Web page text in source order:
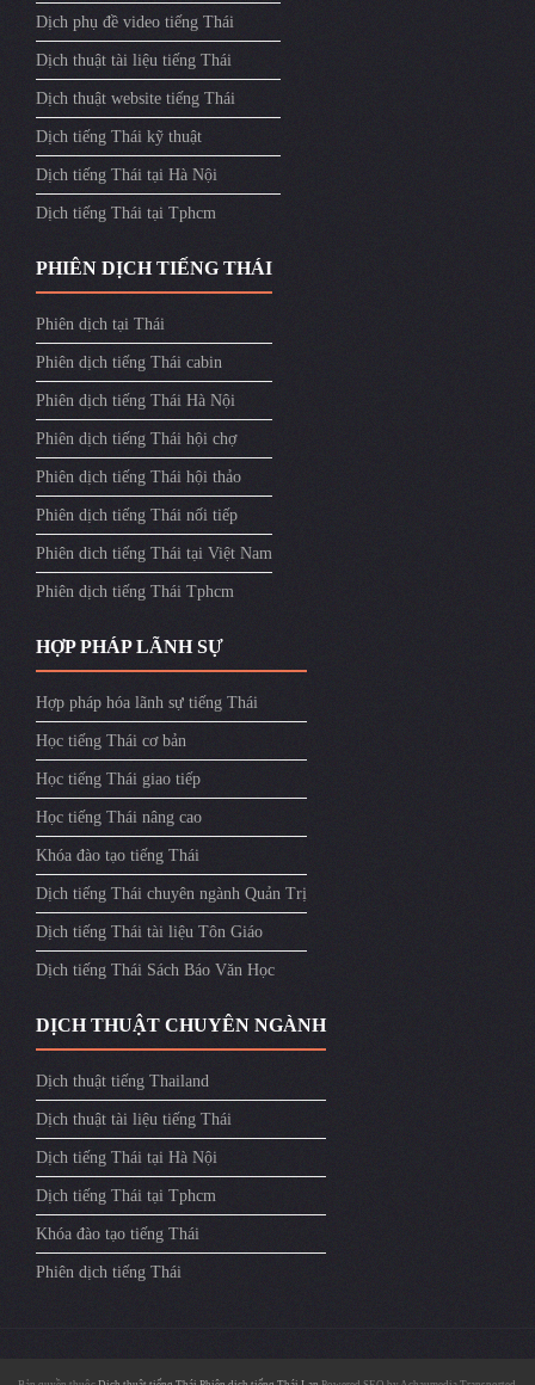
Dịch phụ đề video tiếng Thái
Dịch thuật tài liệu tiếng Thái
Dịch thuật website tiếng Thái
Dịch tiếng Thái kỹ thuật
Dịch tiếng Thái tại Hà Nội
Dịch tiếng Thái tại Tphcm
PHIÊN DỊCH TIẾNG THÁI
Phiên dịch tại Thái
Phiên dịch tiếng Thái cabin
Phiên dịch tiếng Thái Hà Nội
Phiên dịch tiếng Thái hội chợ
Phiên dịch tiếng Thái hội thảo
Phiên dịch tiếng Thái nối tiếp
Phiên dich tiếng Thái tại Việt Nam
Phiên dịch tiếng Thái Tphcm
HỢP PHÁP LÃNH SỰ
Hợp pháp hóa lãnh sự tiếng Thái
Học tiếng Thái cơ bản
Học tiếng Thái giao tiếp
Học tiếng Thái nâng cao
Khóa đào tạo tiếng Thái
Dịch tiếng Thái chuyên ngành Quản Trị
Dịch tiếng Thái tài liệu Tôn Giáo
Dịch tiếng Thái Sách Báo Văn Học
DỊCH THUẬT CHUYÊN NGÀNH
Dịch thuật tiếng Thailand
Dịch thuật tài liệu tiếng Thái
Dịch tiếng Thái tại Hà Nội
Dịch tiếng Thái tại Tphcm
Khóa đào tạo tiếng Thái
Phiên dịch tiếng Thái